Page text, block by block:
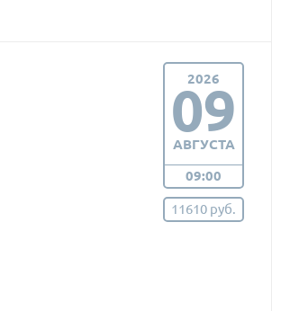
2026
09
АВГУСТА
09:00
11610 руб.